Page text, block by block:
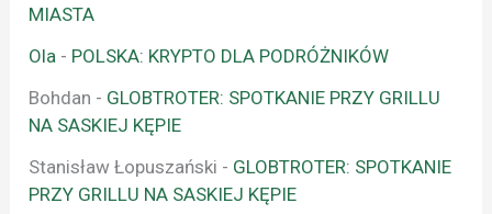
MIASTA
Ola - POLSKA: KRYPTO DLA PODRÓŻNIKÓW
Bohdan - GLOBTROTER: SPOTKANIE PRZY GRILLU
NA SASKIEJ KĘPIE
Stanisław Łopuszański - GLOBTROTER: SPOTKANIE
PRZY GRILLU NA SASKIEJ KĘPIE